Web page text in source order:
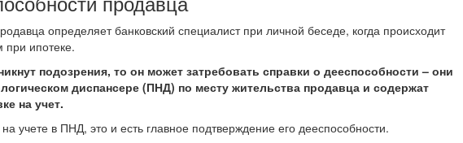
определяет банковский специалист при личной беседе, когда происходит
при ипотеке.
подозрения, то он может затребовать справки о дееспособности – они
диспансере (ПНД) по месту жительства продавца и содержат
на учет.
учете в ПНД, это и есть главное подтверждение его дееспособности.